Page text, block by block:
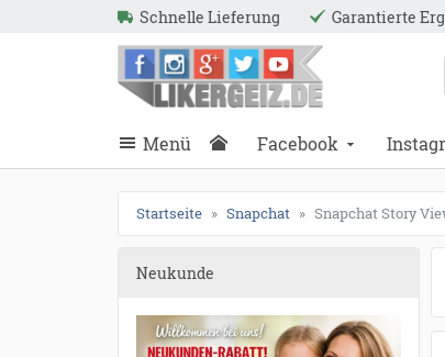
Schnelle Lieferung Garantierte
schließen
Suche
Menü Facebook
Startseite Snapchat Snapchat Story
Neukunde